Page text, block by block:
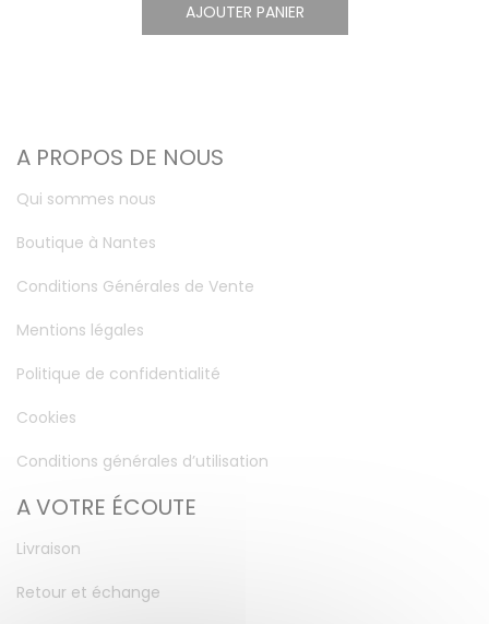
AJOUTER PANIER
A PROPOS DE NOUS
Qui sommes nous
Boutique à Nantes
Conditions Générales de Vente
Mentions légales
Politique de confidentialité
Cookies
Conditions générales d’utilisation
A VOTRE ÉCOUTE
Livraison
Retour et échange